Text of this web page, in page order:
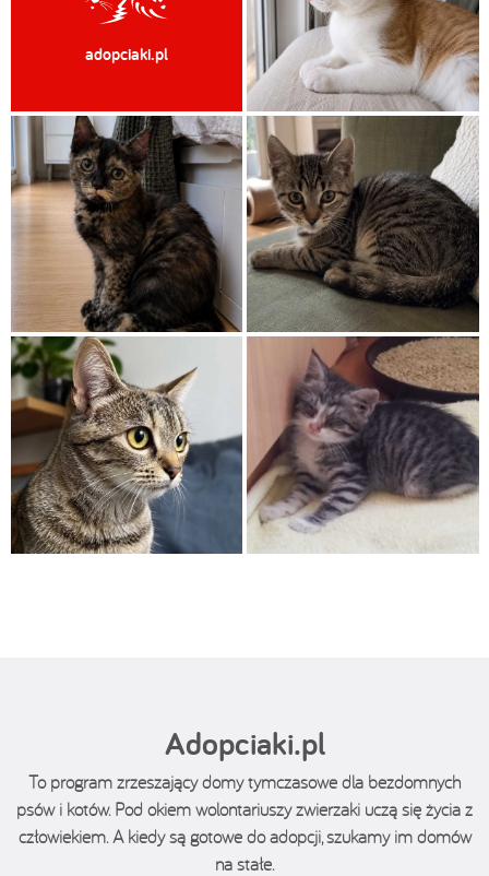
adopciaki.pl
Adopciaki.pl
To program zrzeszający domy tymczasowe dla bezdomnych
psów i kotów. Pod okiem wolontariuszy zwierzaki uczą się życia z
człowiekiem. A kiedy są gotowe do adopcji, szukamy im domów
na stałe.